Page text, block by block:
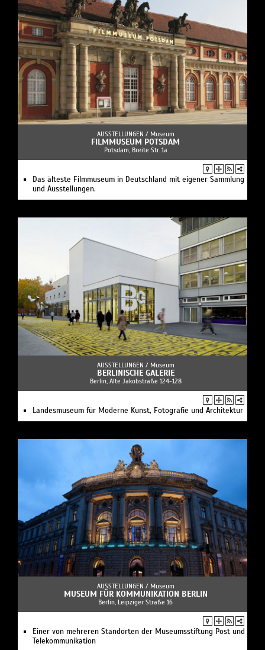
AUSSTELLUNGEN / Museum
FILMMUSEUM POTSDAM
Potsdam, Breite Str. 1a
Das älteste Filmmuseum in Deutschland mit eigener Sammlung
und Ausstellungen.
AUSSTELLUNGEN / Museum
BERLINISCHE GALERIE
Berlin, Alte Jakobstraße 124-128
Landesmuseum für Moderne Kunst, Fotografie und Architektur
AUSSTELLUNGEN / Museum
MUSEUM FÜR KOMMUNIKATION BERLIN
Berlin, Leipziger Straße 16
Einer von mehreren Standorten der Museumsstiftung Post und
Telekommunikation